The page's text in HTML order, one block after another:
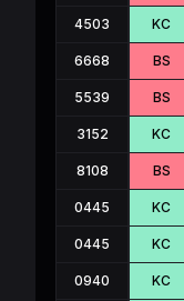
4503
6668
5539
3152
8108
0445
0445
0940
KC
BS
BS
KC
BS
KC
KC
KC